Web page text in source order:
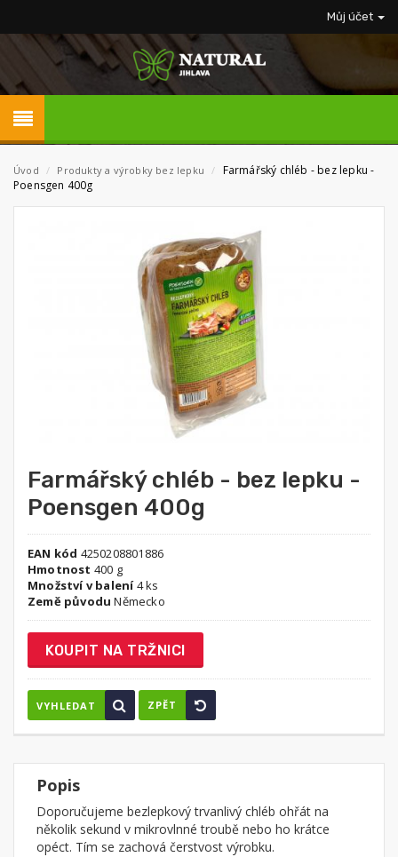
Můj účet
Úvod / Produkty a výrobky bez lepku / Farmářský chléb - bez lepku -
Poensgen 400g
Farmářský chléb - bez lepku -
Poensgen 400g
EAN kód 4250208801886
Hmotnost 400 g
Množství v balení4 ks
Země původu Německo
KOUPIT NA TRŽNICI
VYHLEDAT ZPĚT
Popis
Doporučujeme bezlepkový trvanlivý chléb ohřát na
několik sekund v mikrovlnné troubě nebo ho krátce
opéct. Tím se zachová čerstvost výrobku.